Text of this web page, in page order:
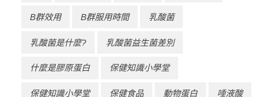
B群效用 B群服用時間 乳酸菌
乳酸菌是什麼? 乳酸菌益生菌差別
什麼是膠原蛋白 保健知識小學堂
保健知識小學堂 保健食品 動物蛋白 唾液酸